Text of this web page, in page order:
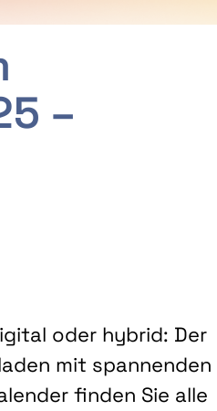
–
oder hybrid: Der
mit spannenden
finden Sie alle